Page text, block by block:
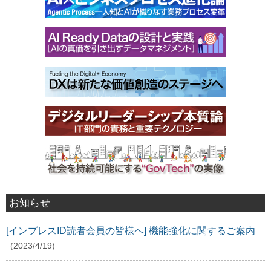
お知らせ
[インプレスID読者会員の皆様へ] 機能強化に関するご案内
(2023/4/19)